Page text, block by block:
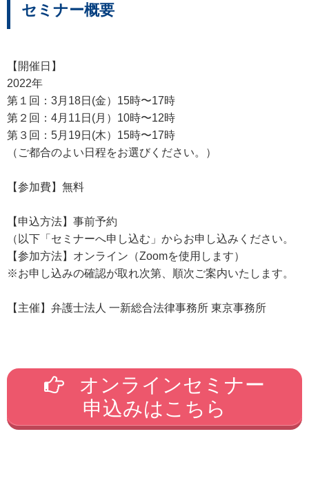
セミナー概要
【開催日】
2022年
第１回：3月18日(金）15時〜17時
第２回：4月11日(月）10時〜12時
第３回：5月19日(木）15時〜17時
（ご都合のよい日程をお選びください。）
【参加費】無料
【申込方法】事前予約
（以下「セミナーへ申し込む」からお申し込みください。
【参加方法】オンライン（Zoomを使用します）
※お申し込みの確認が取れ次第、順次ご案内いたします。
【主催】弁護士法人 一新総合法律事務所 東京事務所
オンラインセミナー
申込みはこちら